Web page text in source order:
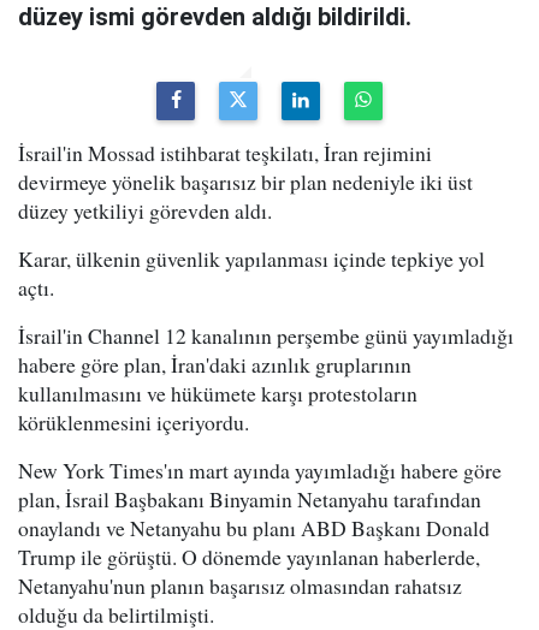
düzey ismi görevden aldığı bildirildi.
İsrail'in Mossad istihbarat teşkilatı, İran rejimini
devirmeye yönelik başarısız bir plan nedeniyle iki üst
düzey yetkiliyi görevden aldı.
Karar, ülkenin güvenlik yapılanması içinde tepkiye yol
açtı.
İsrail'in Channel 12 kanalının perşembe günü yayımladığı
habere göre plan, İran'daki azınlık gruplarının
kullanılmasını ve hükümete karşı protestoların
körüklenmesini içeriyordu.
New York Times'ın mart ayında yayımladığı habere göre
plan, İsrail Başbakanı Binyamin Netanyahu tarafından
onaylandı ve Netanyahu bu planı ABD Başkanı Donald
Trump ile görüştü. O dönemde yayınlanan haberlerde,
Netanyahu'nun planın başarısız olmasından rahatsız
olduğu da belirtilmişti.